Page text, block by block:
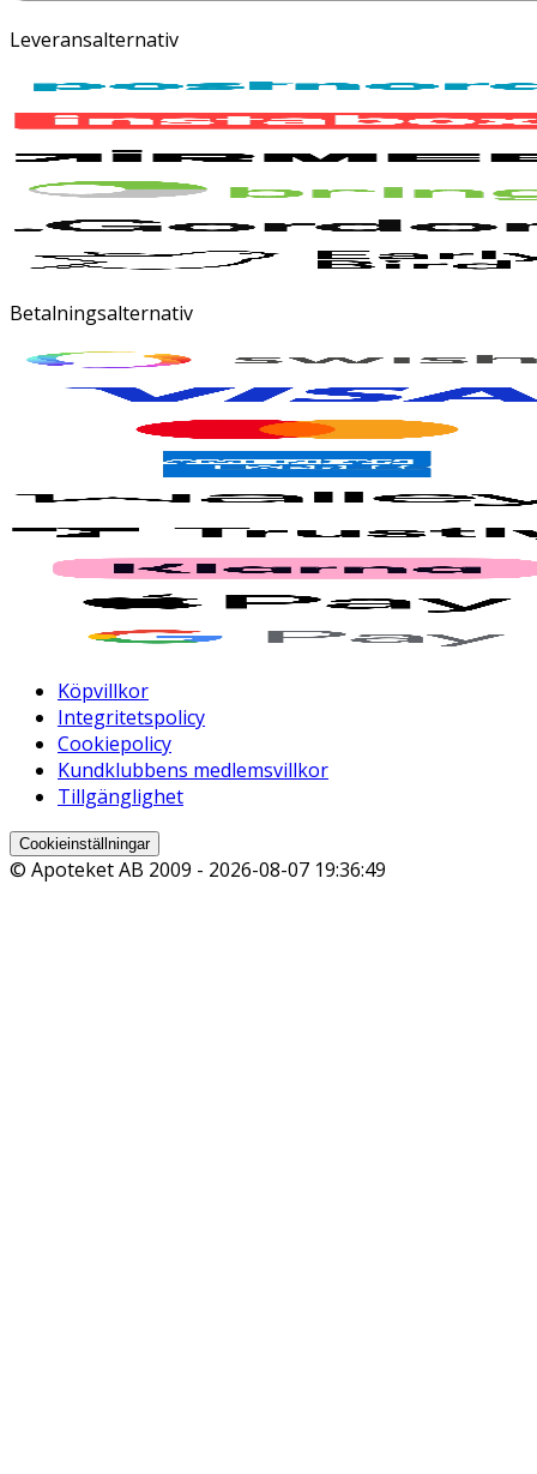
Leveransalternativ
Betalningsalternativ
Köpvillkor
Integritetspolicy
Cookiepolicy
Kundklubbens medlemsvillkor
Tillgänglighet
Cookieinställningar
© Apoteket AB 2009 - 2026-08-07 19:36:49